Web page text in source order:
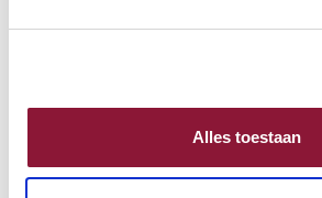
Alles toestaan
Was kann ich tun, wenn die
Lieferung beschädigt wurden?
Habe ich eine Garantie auf meine